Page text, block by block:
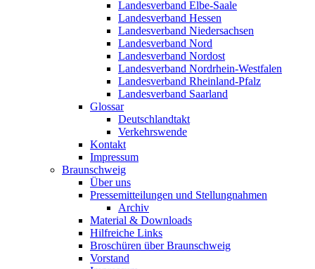
Landesverband Elbe-Saale
Landesverband Hessen
Landesverband Niedersachsen
Landesverband Nord
Landesverband Nordost
Landesverband Nordrhein-Westfalen
Landesverband Rheinland-Pfalz
Landesverband Saarland
Glossar
Deutschlandtakt
Verkehrswende
Kontakt
Impressum
Braunschweig
Über uns
Pressemitteilungen und Stellungnahmen
Archiv
Material & Downloads
Hilfreiche Links
Broschüren über Braunschweig
Vorstand